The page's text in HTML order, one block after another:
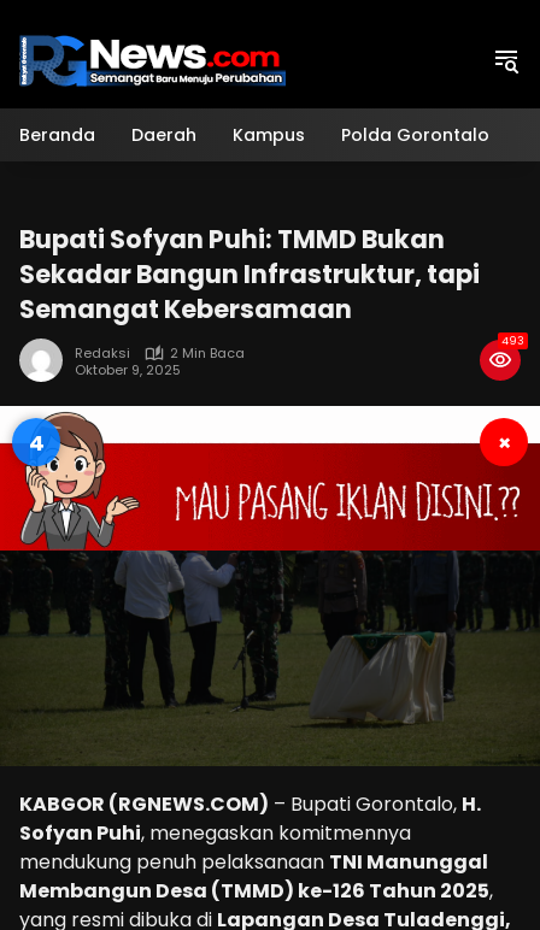
konten
Beranda Daerah Kampus Polda Gorontalo
Bupati Sofyan Puhi: TMMD Bukan
Sekadar Bangun Infrastruktur, tapi
Semangat Kebersamaan
Redaksi
2 Min Baca
Oktober 9, 2025
493
3 ×
KABGOR (RGNEWS.COM) – Bupati Gorontalo, H.
Sofyan Puhi, menegaskan komitmennya
mendukung penuh pelaksanaan TNI Manunggal
Membangun Desa (TMMD) ke-126 Tahun 2025,
yang resmi dibuka di Lapangan Desa Tuladenggi,